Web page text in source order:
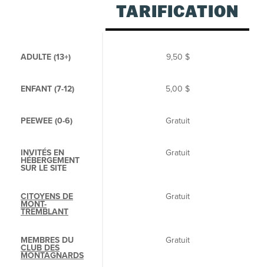
TARIFICATION
ADULTE (13+) 9,50 $
ENFANT (7-12) 5,00 $
PEEWEE (0-6) Gratuit
INVITÉS EN
HÉBERGEMENT
SUR LE SITE
Gratuit
CITOYENS DE
MONT-
TREMBLANT
Gratuit
MEMBRES DU
CLUB DES
MONTAGNARDS
Gratuit